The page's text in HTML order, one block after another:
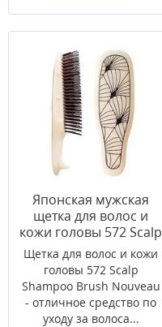
Японская мужская
щетка для волос и
кожи головы 572 Scalp
Shampoo Brush
Nouveau
Щетка для волос и кожи
головы 572 Scalp
Shampoo Brush Nouveau
- отличное средство по
уходу за волоса...